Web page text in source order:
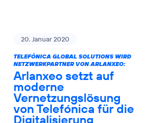
20. Januar 2020
TELEFÓNICA GLOBAL SOLUTIONS WIRD
NETZWERKPARTNER VON ARLANXEO:
Arlanxeo setzt auf
moderne
Vernetzungslösung
von Telefónica für die
Digitalisierung